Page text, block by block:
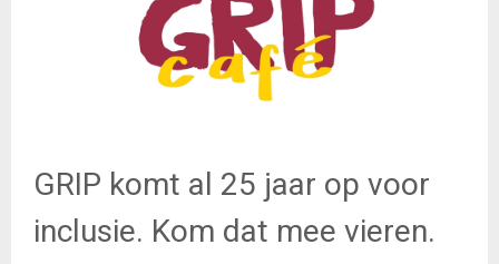
GRIP komt al 25 jaar op voor
inclusie. Kom dat mee vieren.